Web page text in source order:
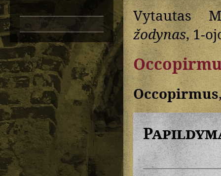
Vytautas
žodynas, 1-
Occopirmus